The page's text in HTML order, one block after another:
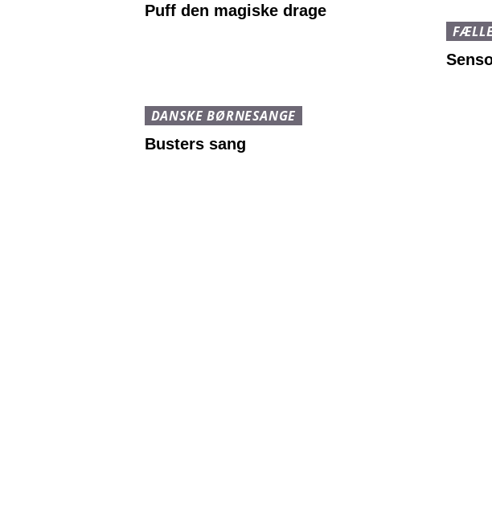
Puff den magiske drage
DANSKE BØRNESANGE
Busters sang